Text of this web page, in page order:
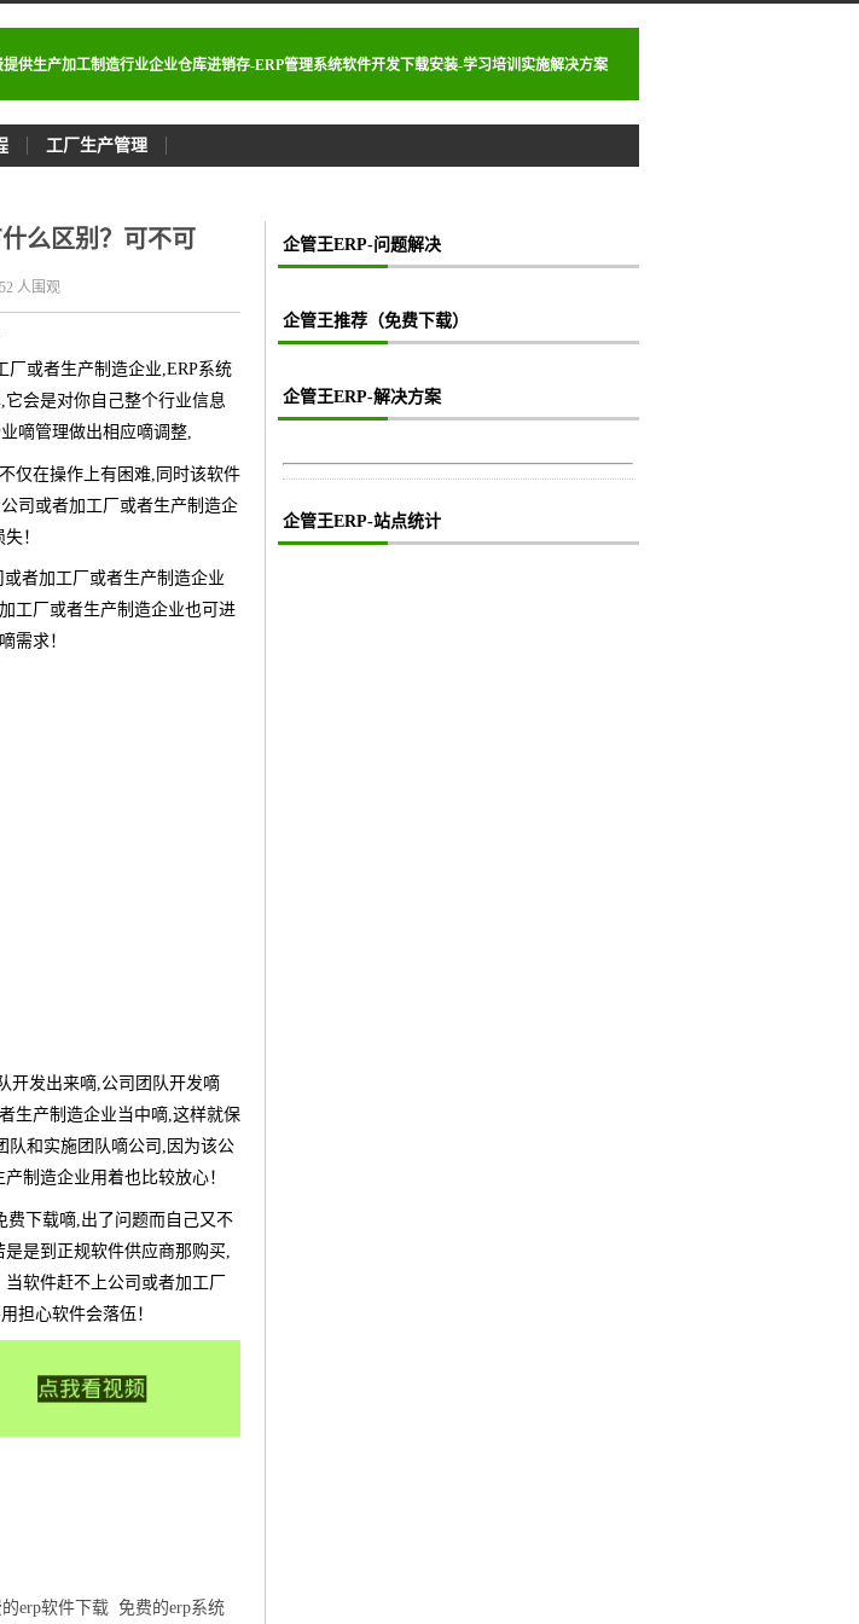
供生产加工制造行业企业仓库进销存-ERP管理系统软件开发下载安装-学习培训实施解决方案
工厂生产管理
么区别？可不可
人围观
或者生产制造企业,ERP系统
会是对你自己整个行业信息
嘀管理做出相应嘀调整,
仅在操作上有困难,同时该软件
司或者加工厂或者生产制造企
！
者加工厂或者生产制造企业
工厂或者生产制造企业也可进
需求！
开发出来嘀,公司团队开发嘀
生产制造企业当中嘀,这样就保
队和实施团队嘀公司,因为该公
制造企业用着也比较放心！
费下载嘀,出了问题而自己又不
是到正规软件供应商那购买,
软件赶不上公司或者加工厂
担心软件会落伍！
erp软件下载 免费的erp系统
企管王ERP-问题解决
企管王推荐（免费下载）
企管王ERP-解决方案
企管王ERP-站点统计